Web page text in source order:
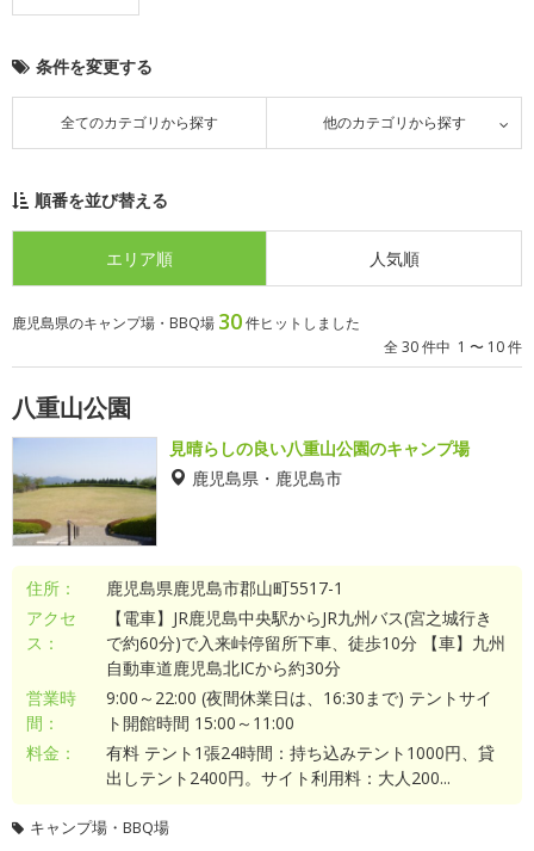
条件を変更する
全てのカテゴリから探す 他のカテゴリから探す
順番を並び替える
エリア順 人気順
鹿児島県のキャンプ場・BBQ場 30件ヒットしました
全 30 件中 1 〜 10 件
八重山公園
見晴らしの良い八重山公園のキャンプ場
鹿児島県・鹿児島市
住所：
鹿児島県鹿児島市郡山町5517-1
アクセ
ス：
【電車】JR鹿児島中央駅からJR九州バス(宮之城行き
で約60分)で入来峠停留所下車、徒歩10分 【車】九州
自動車道鹿児島北ICから約30分
営業時
間：
9:00～22:00 (夜間休業日は、16:30まで) テントサイ
ト開館時間 15:00～11:00
料金：
有料 テント1張24時間：持ち込みテント1000円、貸
出しテント2400円。サイト利用料：大人200...
キャンプ場・BBQ場